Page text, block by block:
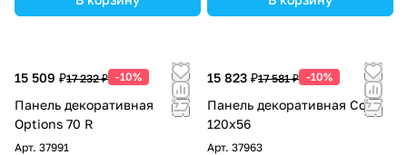
15 509 ₽17 232 ₽ -10%
Панель декоративная
Options 70 R
Арт. 37991
15 823 ₽17 581 ₽ -10%
Панель декоративная Coral
120х56
Арт. 37963